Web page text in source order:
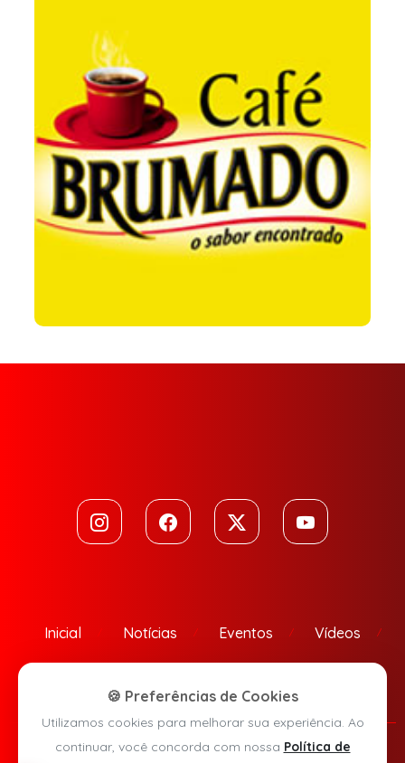
Inicial Notícias Eventos Vídeos
🍪 Preferências de Cookies
Utilizamos cookies para melhorar sua experiência. Ao
continuar, você concorda com nossa Política de